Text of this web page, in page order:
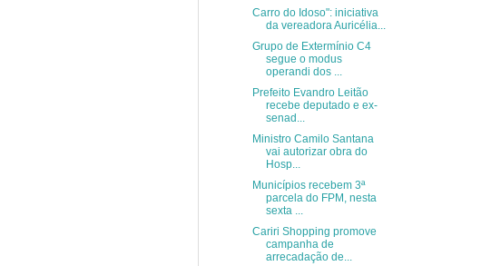
Carro do Idoso": iniciativa
da vereadora Auricélia...
Grupo de Extermínio C4
segue o modus
operandi dos ...
Prefeito Evandro Leitão
recebe deputado e ex-
senad...
Ministro Camilo Santana
vai autorizar obra do
Hosp...
Municípios recebem 3ª
parcela do FPM, nesta
sexta ...
Cariri Shopping promove
campanha de
arrecadação de...